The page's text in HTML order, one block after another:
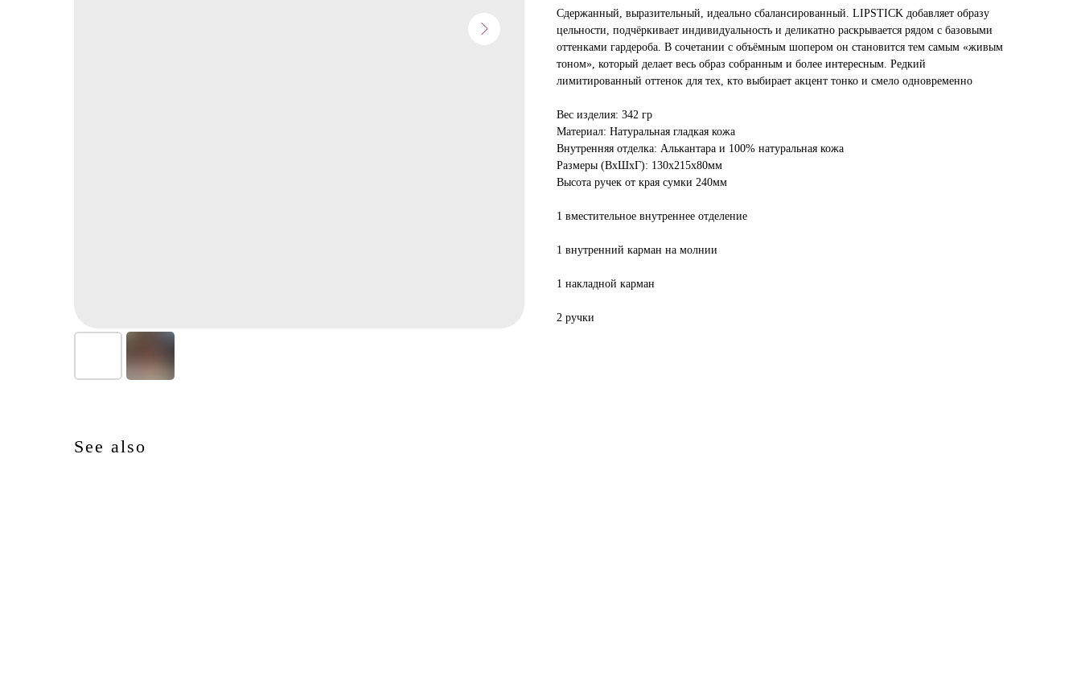
Сдержанный, выразительный, идеально сбалансированный. LIPSTICK добавляет образу
цельности, подчёркивает индивидуальность и деликатно раскрывается рядом с базовыми
оттенками гардероба. В сочетании с объёмным шопером он становится тем самым «живым
тоном», который делает весь образ собранным и более интересным. Редкий
лимитированный оттенок для тех, кто выбирает акцент тонко и смело одновременно
Вес изделия: 342 гр
Материал: Натуральная гладкая кожа
Внутренняя отделка: Алькантара и 100% натуральная кожа
Размеры (ВхШхГ): 130х215х80мм
Высота ручек от края сумки 240мм
1 вместительное внутреннее отделение
1 внутренний карман на молнии
1 накладной карман
2 ручки
See also